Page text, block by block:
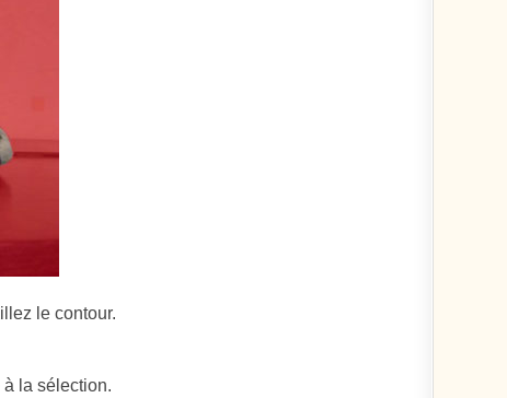
le contour.
la sélection.